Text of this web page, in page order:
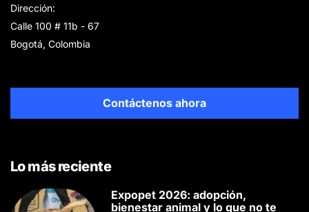
Dirección:
Calle 100 # 11b - 67
Bogotá, Colombia
Contáctenos ahora
Lo más reciente
Expopet 2026: adopción,
bienestar animal y lo que no te